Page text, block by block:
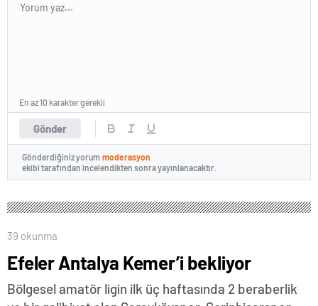
Gönder
En az 10 karakter gerekli
Gönderdiğiniz yorum moderasyon
ekibi tarafından incelendikten sonra yayınlanacaktır.
39 okunma
Efeler Antalya Kemer’i bekliyor
Bölgesel amatör ligin ilk üç haftasında 2 beraberlik